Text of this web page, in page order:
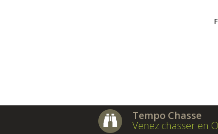
Tempo Chasse
Venez chasser en